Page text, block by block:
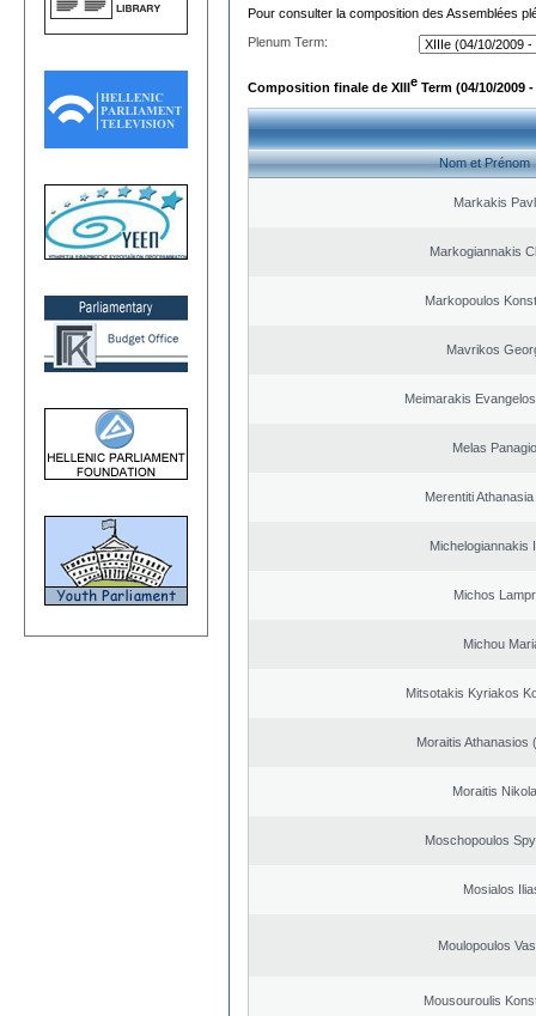
Pour consulter la composition des Assemblées
Plenum Term:
Composition finale de XIIIe Term (04/10/2009 -
Nom et Prénom
Markakis
Markogiannakis
Markopoulos
Mavrikos
Meimarakis
Melas
Merentiti
Michelogiannakis
Michos
Michou
Mitsotakis Kyriakos
Moraitis Athanasios
Moraitis
Moschopoulos
Mosialos
Moulopoulos
Mousouroulis